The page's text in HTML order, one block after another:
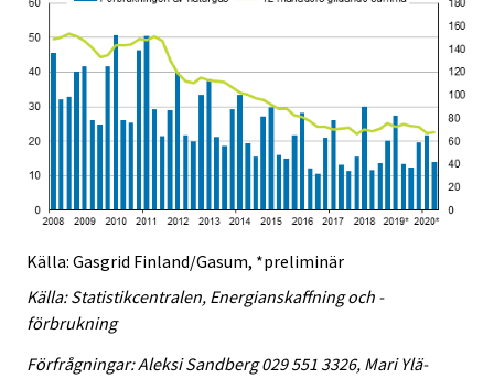
Källa: Gasgrid Finland/Gasum, *preliminär
Källa: Statistikcentralen, Energianskaffning och -
förbrukning
Förfrågningar: Aleksi Sandberg 029 551 3326, Mari Ylä-